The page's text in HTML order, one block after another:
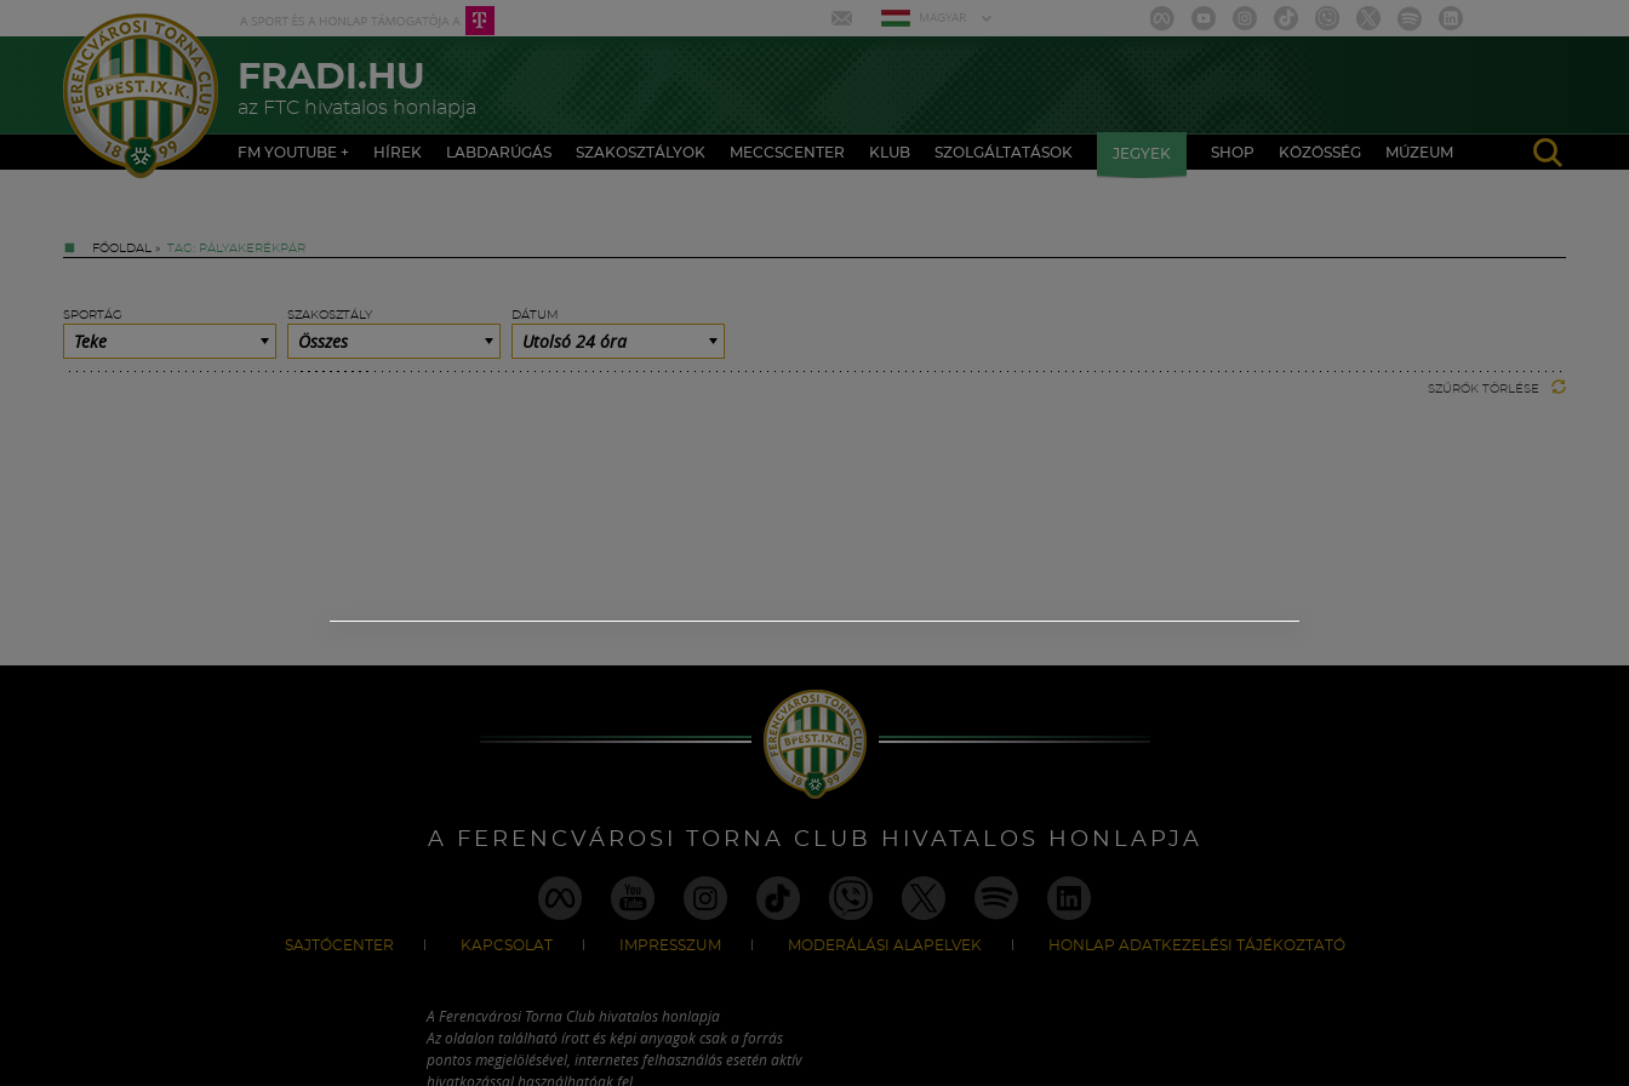
MAGYAR
FRADI.HU
az FTC hivatalos honlapja
FM YOUTUBE + HÍREK LABDARÚGÁS SZAKOSZTÁLYOK MECCSCENTER KLUB SZOLGÁLTATÁSOK JEGYEK SHOP KÖZÖSSÉG MÚZEUM
FŐOLDAL » TAG: PÁLYAKERÉKPÁR
SPORTÁG
Teke
SZAKOSZTÁLY
Összes
DÁTUM
Utolsó 24 óra
SZŰRŐK TÖRLÉSE
A FERENCVÁROSI TORNA CLUB HIVATALOS HONLAPJA
SAJTÓCENTER KAPCSOLAT IMPRESSZUM MODERÁLÁSI ALAPELVEK HONLAP ADATKEZELÉSI TÁJÉKOZTATÓ
A Ferencvárosi Torna Club hivatalos honlapja
Az oldalon található írott és képi anyagok csak a forrás
pontos megjelölésével, internetes felhasználás esetén aktív
hivatkozással használhatóak fel.